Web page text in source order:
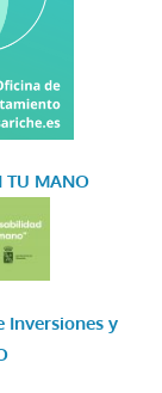
TU MANO
Inversiones y